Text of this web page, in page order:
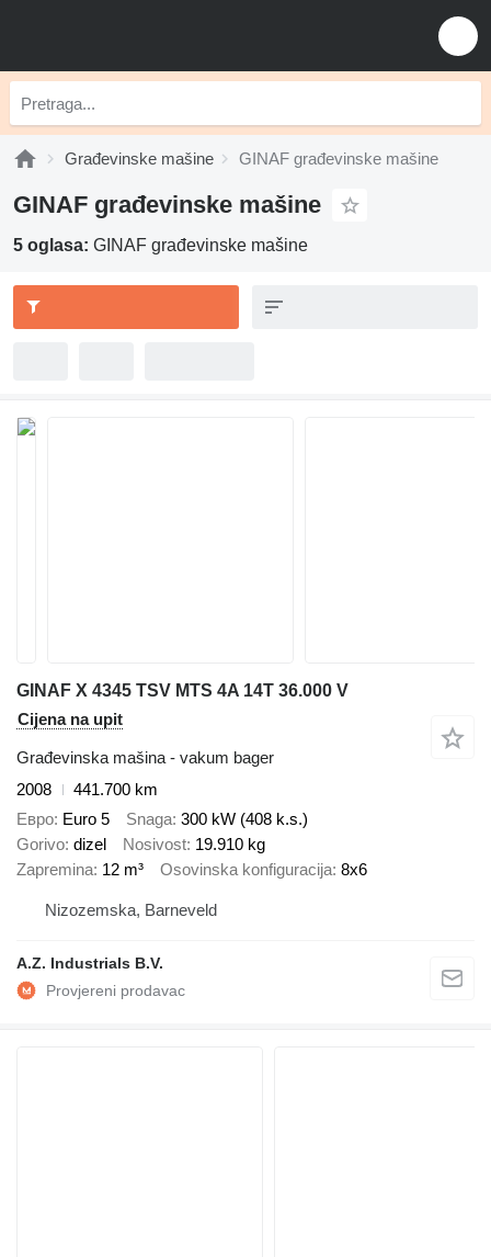
Građevinske mašine GINAF građevinske mašine
GINAF građevinske mašine
5 oglasa: GINAF građevinske mašine
GINAF X 4345 TSV MTS 4A 14T 36.000 V
Cijena na upit
Građevinska mašina - vakum bager
2008
441.700 km
Евро Euro 5 Snaga 300 kW (408 k.s.)
Gorivo dizel Nosivost 19.910 kg
Zapremina 12 m³ Osovinska konfiguracija 8x6
Nizozemska, Barneveld
A.Z. Industrials B.V.